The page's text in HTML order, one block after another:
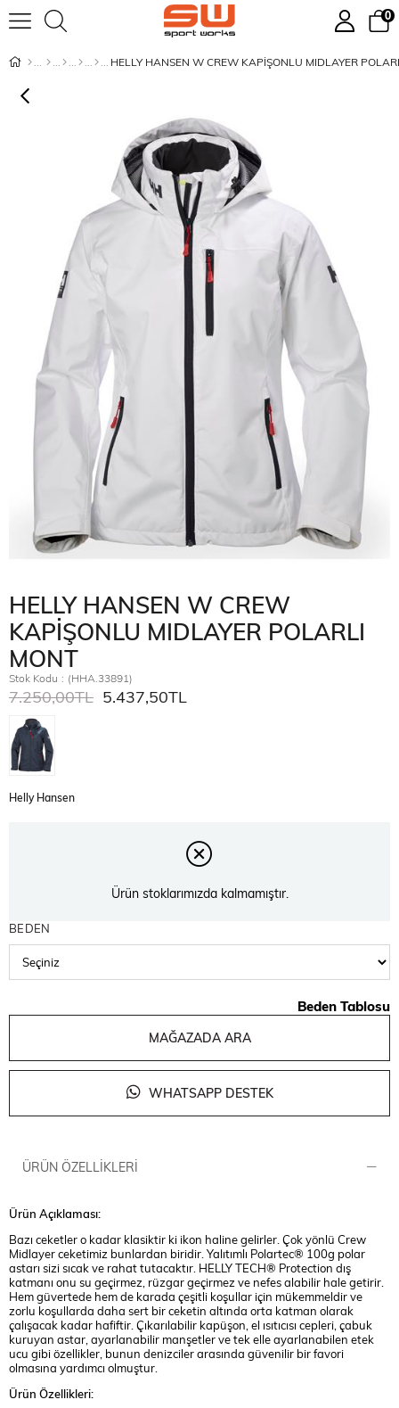
0
HELLY HANSEN W CREW KAPİŞONLU MIDLAYER
HELLY HANSEN W CREW
KAPİŞONLU MIDLAYER POLARLI
MONT
Stok Kodu (HHA.33891)
7.250,00TL 5.437,50TL
Helly Hansen
Ürün stoklarımızda kalmamıştır.
BEDEN
Beden Tablosu
MAĞAZADA ARA
WHATSAPP DESTEK
ÜRÜN ÖZELLIKLERI
Ürün Açıklaması:
Bazı ceketler o kadar klasiktir ki ikon haline gelirler. Çok yönlü Crew
Midlayer ceketimiz bunlardan biridir. Yalıtımlı Polartec® 100g polar
astarı sizi sıcak ve rahat tutacaktır. HELLY TECH® Protection dış
katmanı onu su geçirmez, rüzgar geçirmez ve nefes alabilir hale getirir.
Hem güvertede hem de karada çeşitli koşullar için mükemmeldir ve
zorlu koşullarda daha sert bir ceketin altında orta katman olarak
çalışacak kadar hafiftir. Çıkarılabilir kapüşon, el ısıtıcısı cepleri, çabuk
kuruyan astar, ayarlanabilir manşetler ve tek elle ayarlanabilen etek
ucu gibi özellikler, bunun denizciler arasında güvenilir bir favori
olmasına yardımcı olmuştur.
Ürün Özellikleri: